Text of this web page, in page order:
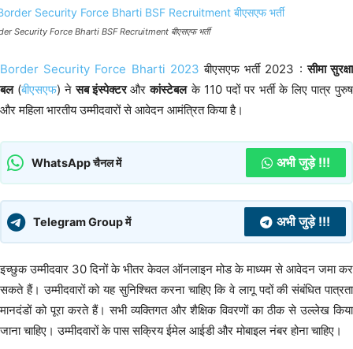
Security Force Bharti BSF Recruitment बीएसएफ भर्ती
Border Security Force Bharti 2023 बीएसएफ भर्ती 2023 :सीमा सुरक्षा
बल(बीएसएफ) नेसब इंस्पेक्टरऔरकांस्टेबलके 110 पदों पर भर्ती के लिए पात्र पुरुष
और महिला भारतीय उम्मीदवारों से आवेदन आमंत्रित किया है।
WhatsApp चैनल में अभी जुड़े !!!
Telegram Group में अभी जुड़े !!!
इच्छुक उम्मीदवार 30 दिनों के भीतर केवल ऑनलाइन मोड के माध्यम से आवेदन जमा कर
सकते हैं। उम्मीदवारों को यह सुनिश्चित करना चाहिए कि वे लागू पदों की संबंधित पात्रता
मानदंडों को पूरा करते हैं। सभी व्यक्तिगत और शैक्षिक विवरणों का ठीक से उल्लेख किया
जाना चाहिए। उम्मीदवारों के पास सक्रिय ईमेल आईडी और मोबाइल नंबर होना चाहिए।